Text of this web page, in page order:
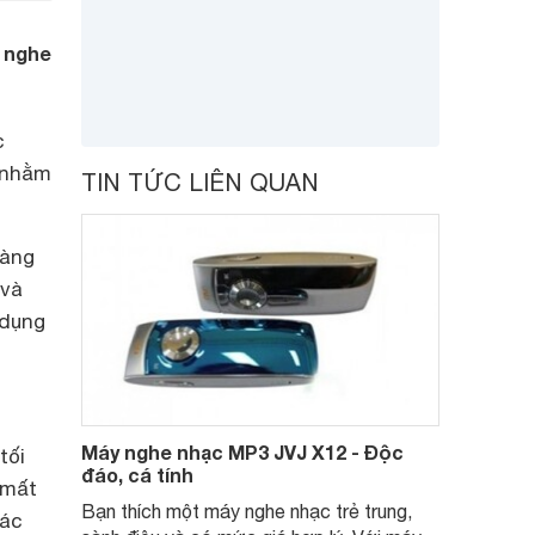
TIN TỨC LIÊN QUAN
Máy nghe nhạc MP3 JVJ X12 - Độc
đáo, cá tính
Bạn thích một máy nghe nhạc trẻ trung,